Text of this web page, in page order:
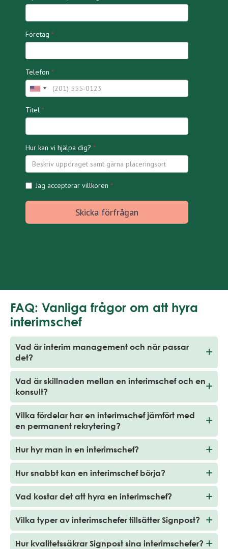
FAQ: Vanliga frågor om att hyra
interimschef
Vad är interim management och när passar
det?
Vad är skillnaden mellan en interimschef och en
konsult?
Vilka fördelar har en interimschef jämfört med
en permanent rekrytering?
Hur hyr man in en interimschef?
Hur snabbt kan en interimschef börja?
Vad kostar det att hyra en interimschef?
Vilka typer av interimschefer tillsätter Signpost?
Hur kvalitetssäkrar Signpost sina interimschefer?